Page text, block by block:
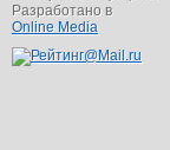
Разработано в
Online Media